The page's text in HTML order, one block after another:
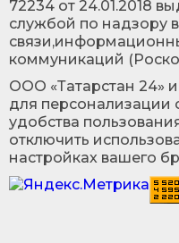
72234 от 24.01.2018
службой по надзору
коммуникаций
ООО «Татарстан 24»
для персонализации
удобства
отключить
настройках вашего